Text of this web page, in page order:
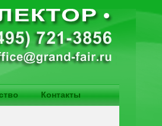
Контакты